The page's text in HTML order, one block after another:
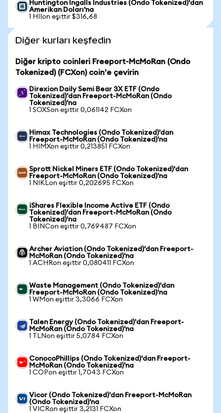
Huntington Ingalls Industries (Ondo Tokenized)'dan
Amerikan Doları'na
1 HIIon eşittir $316,68
Diğer kurları keşfedin
Diğer kripto coinleri Freeport-McMoRan (Ondo
Tokenized) (FCXon) coin'e çevirin
Direxion Daily Semi Bear 3X ETF (Ondo
Tokenized)'dan Freeport-McMoRan (Ondo
Tokenized)'na
1 SOXSon eşittir 0,061142 FCXon
Himax Technologies (Ondo Tokenized)'dan
Freeport-McMoRan (Ondo Tokenized)'na
1 HIMXon eşittir 0,213851 FCXon
Sprott Nickel Miners ETF (Ondo Tokenized)'dan
Freeport-McMoRan (Ondo Tokenized)'na
1 NIKLon eşittir 0,202695 FCXon
iShares Flexible Income Active ETF (Ondo
Tokenized)'dan Freeport-McMoRan (Ondo
Tokenized)'na
1 BINCon eşittir 0,769487 FCXon
Archer Aviation (Ondo Tokenized)'dan Freeport-
McMoRan (Ondo Tokenized)'na
1 ACHRon eşittir 0,080411 FCXon
Waste Management (Ondo Tokenized)'dan
Freeport-McMoRan (Ondo Tokenized)'na
1 WMon eşittir 3,3066 FCXon
Talen Energy (Ondo Tokenized)'dan Freeport-
McMoRan (Ondo Tokenized)'na
1 TLNon eşittir 5,0784 FCXon
ConocoPhillips (Ondo Tokenized)'dan Freeport-
McMoRan (Ondo Tokenized)'na
1 COPon eşittir 1,7043 FCXon
Vicor (Ondo Tokenized)'dan Freeport-McMoRan
(Ondo Tokenized)'na
1 VICRon eşittir 3,2131 FCXon